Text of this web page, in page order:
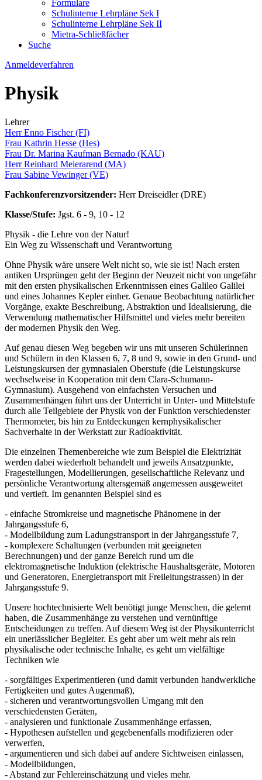
Formulare
Schulinterne Lehrpläne Sek I
Schulinterne Lehrpläne Sek II
Mietra-Schließfächer
Suche
Anmeldeverfahren
Physik
Lehrer
Herr Enno Fischer (FI)
Frau Kathrin Hesse (Hes)
Frau Dr. Marina Kaufman Bernado (KAU)
Herr Reinhard Meierarend (MA)
Frau Sabine Vewinger (VE)
Fachkonferenzvorsitzender: Herr Dreiseidler (DRE)
Klasse/Stufe: Jgst. 6 - 9, 10 - 12
Physik - die Lehre von der Natur!
Ein Weg zu Wissenschaft und Verantwortung
Ohne Physik wäre unsere Welt nicht so, wie sie ist! Nach ersten
antiken Ursprüngen geht der Beginn der Neuzeit nicht von ungefähr
mit den ersten physikalischen Erkenntnissen eines Galileo Galilei
und eines Johannes Kepler einher. Genaue Beobachtung natürlicher
Vorgänge, exakte Beschreibung, Abstraktion und Idealisierung, die
Verwendung mathematischer Hilfsmittel und vieles mehr bereiten
der modernen Physik den Weg.
Auf genau diesen Weg begeben wir uns mit unseren Schülerinnen
und Schülern in den Klassen 6, 7, 8 und 9, sowie in den Grund- und
Leistungskursen der gymnasialen Oberstufe (die Leistungskurse
wechselweise in Kooperation mit dem Clara-Schumann-
Gymnasium). Ausgehend von einfachsten Versuchen und
Zusammenhängen führt uns der Unterricht in Unter- und Mittelstufe
durch alle Teilgebiete der Physik von der Funktion verschiedenster
Thermometer, bis hin zu Entdeckungen kernphysikalischer
Sachverhalte in der Werkstatt zur Radioaktivität.
Die einzelnen Themenbereiche wie zum Beispiel die Elektrizität
werden dabei wiederholt behandelt und jeweils Ansatzpunkte,
Fragestellungen, Modellierungen, gesellschaftliche Relevanz und
persönliche Verantwortung altersgemäß angemessen ausgeweitet
und vertieft. Im genannten Beispiel sind es
- einfache Stromkreise und magnetische Phänomene in der
Jahrgangsstufe 6,
- Modellbildung zum Ladungstransport in der Jahrgangsstufe 7,
- komplexere Schaltungen (verbunden mit geeigneten
Berechnungen) und der ganze Bereich rund um die
elektromagnetische Induktion (elektrische Haushaltsgeräte, Motoren
und Generatoren, Energietransport mit Freileitungstrassen) in der
Jahrgangsstufe 9.
Unsere hochtechnisierte Welt benötigt junge Menschen, die gelernt
haben, die Zusammenhänge zu verstehen und vernünftige
Entscheidungen zu treffen. Auf diesem Weg ist der Physikunterricht
ein unerlässlicher Begleiter. Es geht aber um weit mehr als rein
physikalische oder technische Inhalte, es geht um vielfältige
Techniken wie
- sorgfältiges Experimentieren (und damit verbunden handwerkliche
Fertigkeiten und gutes Augenmaß),
- sicheren und verantwortungsvollen Umgang mit den
verschiedensten Geräten,
- analysieren und funktionale Zusammenhänge erfassen,
- Hypothesen aufstellen und gegebenenfalls modifizieren oder
verwerfen,
- argumentieren und sich dabei auf andere Sichtweisen einlassen,
- Modellbildungen,
- Abstand zur Fehlereinschätzung und vieles mehr.